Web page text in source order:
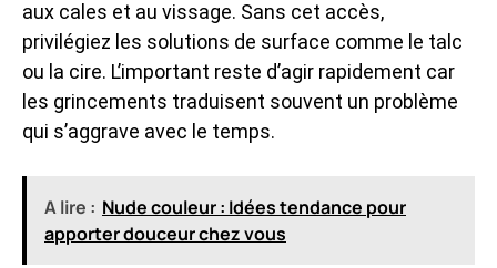
aux cales et au vissage. Sans cet accès,
privilégiez les solutions de surface comme le talc
ou la cire. L’important reste d’agir rapidement car
les grincements traduisent souvent un problème
qui s’aggrave avec le temps.
A lire : Nude couleur : Idées tendance pour
apporter douceur chez vous